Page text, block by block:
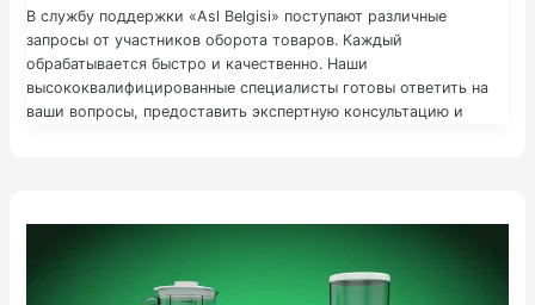
В службу поддержки «Asl Belgisi» поступают различные
запросы от участников оборота товаров. Каждый
обрабатывается быстро и качественно. Наши
высококвалифицированные специалисты готовы ответить на
ваши вопросы, предоставить экспертную консультацию и